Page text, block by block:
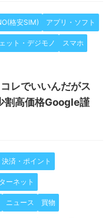
格安SIM) アプリ・ソフト
ット・デジモノ スマホ
レでいいんだがス
割高価格Google謹
済・ポイント
ーネット
ニュース 買物